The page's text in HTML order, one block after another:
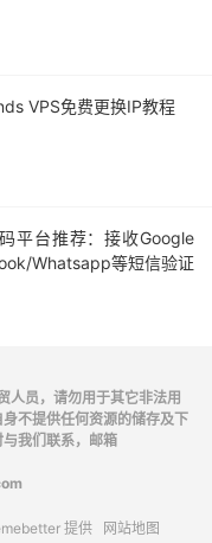
VPS免费更换IP教程
平台推荐：接收Google
Whatsapp等短信验证
人员，请勿用于其它非法用
不提供任何资源的储存及下
我们联系，邮箱
提供 网站地图